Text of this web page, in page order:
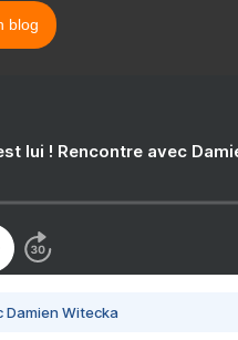
blog
lui ! Rencontre avec
Damien Witecka